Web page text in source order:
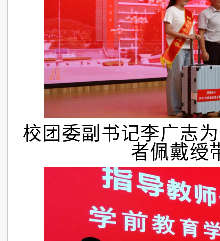
校团委副书记李广志
者佩戴绶